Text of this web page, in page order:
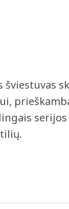
šviestuvas
serijos